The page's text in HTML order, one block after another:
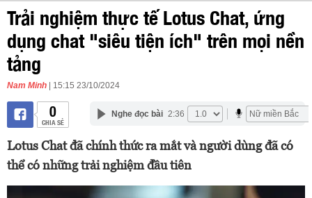
Trải nghiệm thực tế Lotus Chat, ứng
dụng chat "siêu tiện ích" trên mọi nền
tảng
Nam Minh | 15:15 23/10/2024
0
CHIA SẺ
Nghe đọc bài 2:36
Lotus Chat đã chính thức ra mắt và người dùng đã có
thể có những trải nghiệm đầu tiên